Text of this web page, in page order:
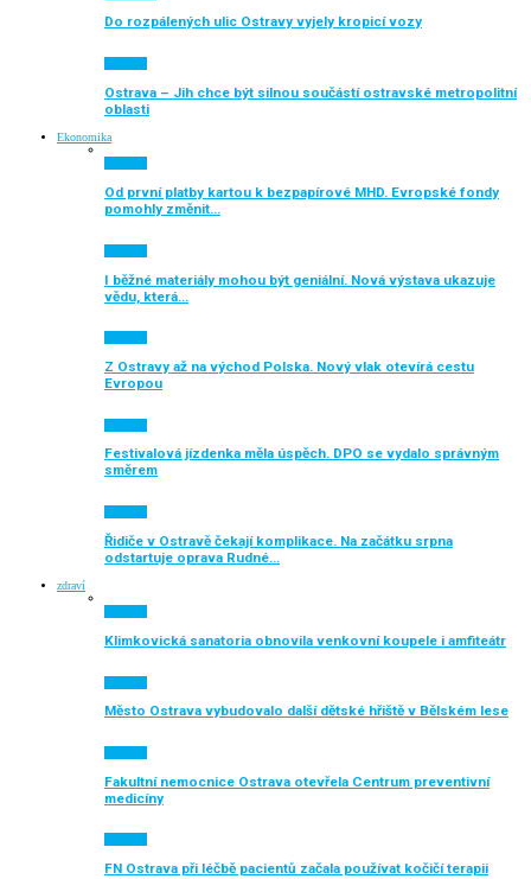
Do rozpálených ulic Ostravy vyjely kropicí vozy
Ostrava – Jih chce být silnou součástí ostravské metropolitní
oblasti
Ekonomika
Od první platby kartou k bezpapírové MHD. Evropské fondy
pomohly změnit…
I běžné materiály mohou být geniální. Nová výstava ukazuje
vědu, která…
Z Ostravy až na východ Polska. Nový vlak otevírá cestu
Evropou
Festivalová jízdenka měla úspěch. DPO se vydalo správným
směrem
Řidiče v Ostravě čekají komplikace. Na začátku srpna
odstartuje oprava Rudné…
zdraví
Klimkovická sanatoria obnovila venkovní koupele i amfiteátr
Město Ostrava vybudovalo další dětské hřiště v Bělském lese
Fakultní nemocnice Ostrava otevřela Centrum preventivní
medicíny
FN Ostrava při léčbě pacientů začala používat kočičí terapii